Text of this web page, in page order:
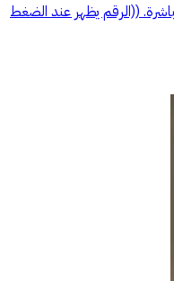
((الرقم يظهر عند الضغط